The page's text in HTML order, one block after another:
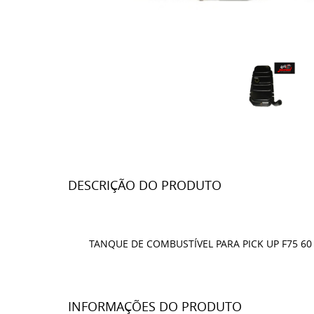
DESCRIÇÃO DO PRODUTO
TANQUE DE COMBUSTÍVEL PARA PICK UP F75
INFORMAÇÕES DO PRODUTO